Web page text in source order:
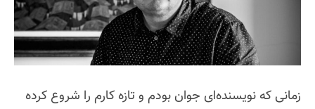
زمانی که نویسنده‌ای جوان بودم و تازه کارم را شروع کرده